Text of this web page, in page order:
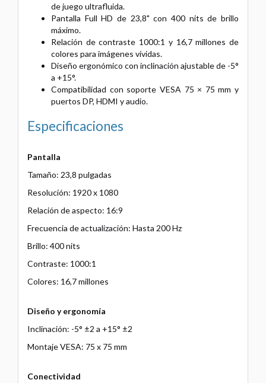
de juego ultrafluida.
Pantalla Full HD de 23,8" con 400 nits de brillo
máximo.
Relación de contraste 1000:1 y 16,7 millones de
colores para imágenes vívidas.
Diseño ergonómico con inclinación ajustable de -5°
a +15°.
Compatibilidad con soporte VESA 75 × 75 mm y
puertos DP, HDMI y audio.
Especificaciones
Pantalla
Tamaño: 23,8 pulgadas
Resolución: 1920 x 1080
Relación de aspecto: 16:9
Frecuencia de actualización: Hasta 200 Hz
Brillo: 400 nits
Contraste: 1000:1
Colores: 16,7 millones
Diseño y ergonomía
Inclinación: -5° ±2 a +15° ±2
Montaje VESA: 75 x 75 mm
Conectividad